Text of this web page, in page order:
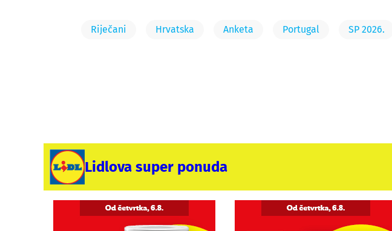
Riječani Hrvatska Anketa Portugal SP 2026.
Lidlova super ponuda